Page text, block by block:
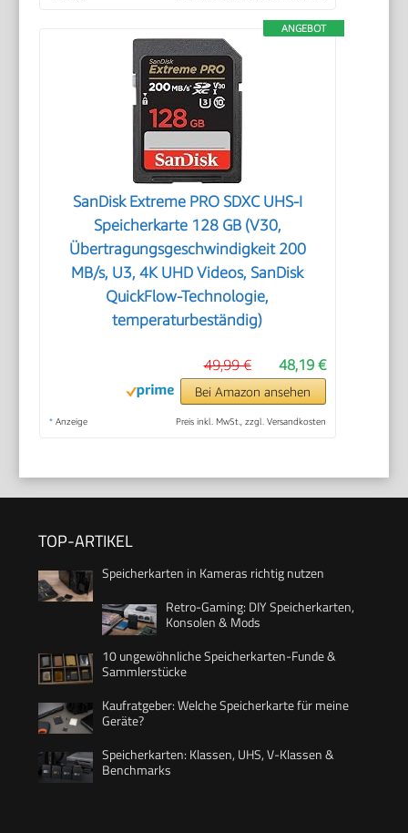
ANGEBOT
SanDisk Extreme PRO SDXC UHS-I
Speicherkarte 128 GB (V30,
Übertragungsgeschwindigkeit 200
MB/s, U3, 4K UHD Videos, SanDisk
QuickFlow-Technologie,
temperaturbeständig)
48,19 €
49,99 €
Bei Amazon ansehen
* Anzeige Preis inkl. MwSt., zzgl. Versandkosten
TOP-ARTIKEL
Speicherkarten in Kameras richtig nutzen
Retro-Gaming: DIY Speicherkarten,
Konsolen & Mods
10 ungewöhnliche Speicherkarten-Funde &
Sammlerstücke
Kaufratgeber: Welche Speicherkarte für meine
Geräte?
Speicherkarten: Klassen, UHS, V-Klassen &
Benchmarks